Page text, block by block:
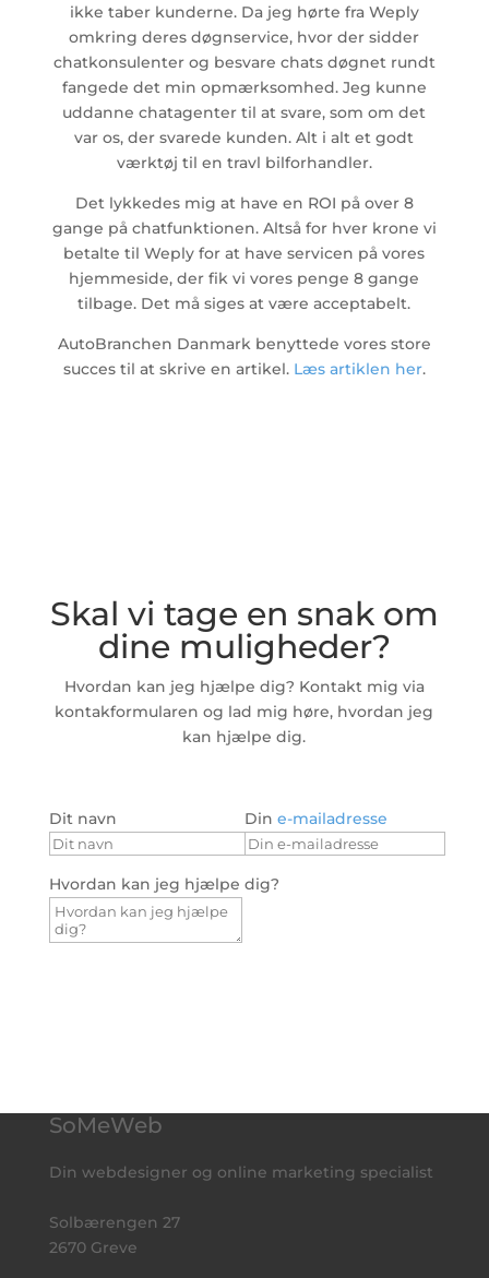
ikke taber kunderne. Da jeg hørte fra Weply
omkring deres døgnservice, hvor der sidder
chatkonsulenter og besvare chats døgnet rundt
fangede det min opmærksomhed. Jeg kunne
uddanne chatagenter til at svare, som om det
var os, der svarede kunden. Alt i alt et godt
værktøj til en travl bilforhandler.
Det lykkedes mig at have en ROI på over 8
gange på chatfunktionen. Altså for hver krone vi
betalte til Weply for at have servicen på vores
hjemmeside, der fik vi vores penge 8 gange
tilbage. Det må siges at være acceptabelt.
AutoBranchen Danmark benyttede vores store
succes til at skrive en artikel. Læs artiklen her.
Skal vi tage en snak om
dine muligheder?
Hvordan kan jeg hjælpe dig? Kontakt mig via
kontakformularen og lad mig høre, hvordan jeg
kan hjælpe dig.
Dit navn Din e-mailadresse
Hvordan kan jeg hjælpe dig?
SoMeWeb
Din webdesigner og online marketing specialist
Solbærengen 27
2670 Greve